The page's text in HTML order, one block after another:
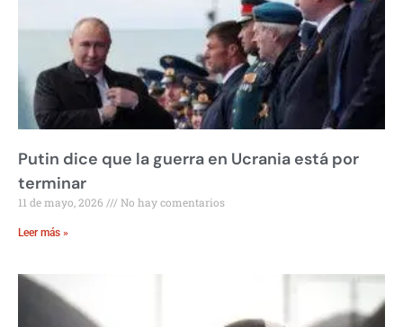
Putin dice que la guerra en Ucrania está por
terminar
11 de mayo, 2026 No hay comentarios
Leer más »